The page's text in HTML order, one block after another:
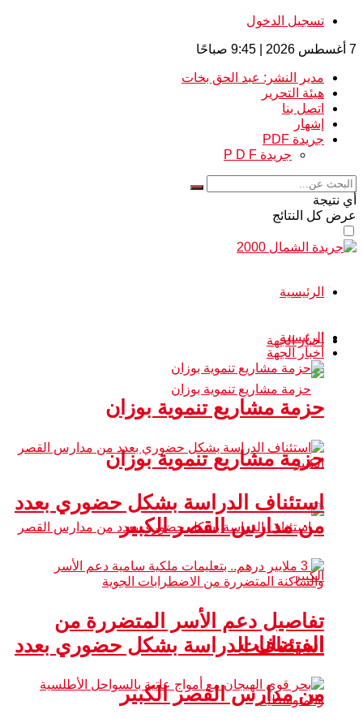
تسجيل الدخول
7 أغسطس 2026 | 9:45 صباحًا
مدير النشر: عبد الحق بخات
هيئة التحرير
اتصل بنا
إشهار
جريدة PDF
جريدة P D F
أي نتيجة
عرض كل النتائج
الرئيسية
أخبار الجهة
حزمة مشاريع تنموية بوزان
استئناف الدراسة بشكل حضوري بعدد
من مدارس القصر الكبير
الرئيسية
أخبار الجهة
حزمة مشاريع تنموية بوزان
استئناف الدراسة بشكل حضوري بعدد
من مدارس القصر الكبير
تفاصيل دعم الأسر المتضررة من
الفيضانات